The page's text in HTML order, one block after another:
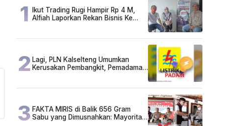
1 Ikut Trading Rugi Hampir Rp 4 M,
Alfiah Laporkan Rekan Bisnis Ke
2 Lagi, PLN Kalselteng Umumkan
Kerusakan Pembangkit, Pemadaman
3 FAKTA MIRIS di Balik 656 Gram
Sabu yang Dimusnahkan: Mayoritas